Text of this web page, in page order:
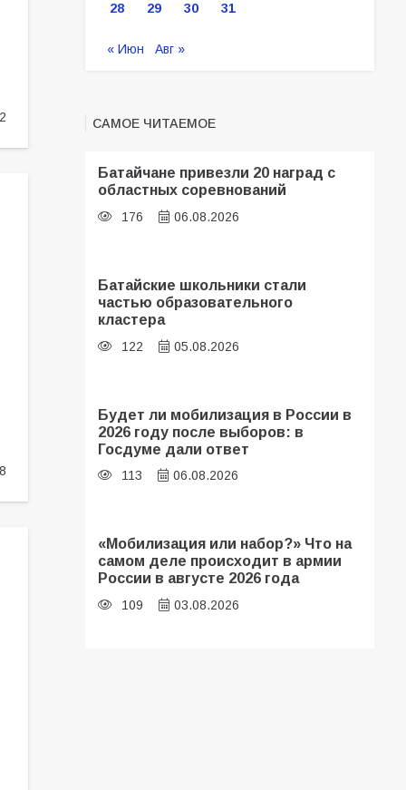
28
29 30 31
« Июн Авг »
САМОЕ ЧИТАЕМОЕ
Батайчане привезли 20 наград с
областных соревнований
176 06.08.2026
Батайские школьники стали
частью образовательного
кластера
122 05.08.2026
Будет ли мобилизация в России в
2026 году после выборов: в
Госдуме дали ответ
113 06.08.2026
«Мобилизация или набор?» Что на
самом деле происходит в армии
России в августе 2026 года
109 03.08.2026